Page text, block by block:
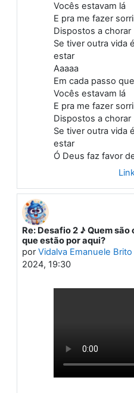
Vocês estavam lá
E pra me fazer
Dispostos a chorar
Se tiver outra vida
estar
Aaaaa
Em cada passo
Vocês estavam lá
E pra me fazer
Dispostos a chorar
Se tiver outra vida
estar
Ó Deus faz favor
Em resposta à Primeiro
Re: Desafio 2 ♪ Quem
que estão por aqui?
porVidalva Emanuele
2024, 19:30